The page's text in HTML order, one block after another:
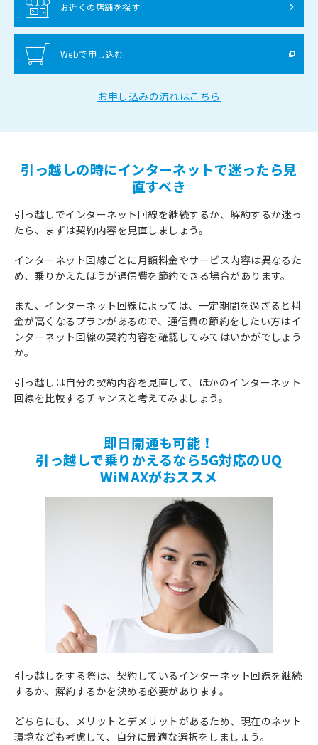
お近くの店舗を探す
Webで申し込む
お申し込みの流れはこちら
引っ越しの時にインターネットで迷ったら見
直すべき
引っ越しでインターネット回線を継続するか、解約するか迷っ
たら、まずは契約内容を見直しましょう。
インターネット回線ごとに月額料金やサービス内容は異なるた
め、乗りかえたほうが通信費を節約できる場合があります。
また、インターネット回線によっては、一定期間を過ぎると料
金が高くなるプランがあるので、通信費の節約をしたい方はイ
ンターネット回線の契約内容を確認してみてはいかがでしょう
か。
引っ越しは自分の契約内容を見直して、ほかのインターネット
回線を比較するチャンスと考えてみましょう。
即日開通も可能！
引っ越しで乗りかえるなら5G対応のUQ
WiMAXがおススメ
引っ越しをする際は、契約しているインターネット回線を継続
するか、解約するかを決める必要があります。
どちらにも、メリットとデメリットがあるため、現在のネット
環境なども考慮して、自分に最適な選択をしましょう。